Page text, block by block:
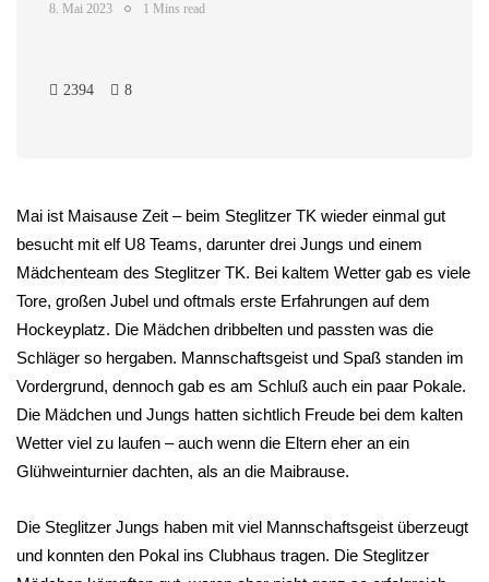
8. Mai 2023 1 Mins read
2394 8
Mai ist Maisause Zeit – beim Steglitzer TK wieder einmal gut
besucht mit elf U8 Teams, darunter drei Jungs und einem
Mädchenteam des Steglitzer TK. Bei kaltem Wetter gab es viele
Tore, großen Jubel und oftmals erste Erfahrungen auf dem
Hockeyplatz. Die Mädchen dribbelten und passten was die
Schläger so hergaben. Mannschaftsgeist und Spaß standen im
Vordergrund, dennoch gab es am Schluß auch ein paar Pokale.
Die Mädchen und Jungs hatten sichtlich Freude bei dem kalten
Wetter viel zu laufen – auch wenn die Eltern eher an ein
Glühweinturnier dachten, als an die Maibrause.
Die Steglitzer Jungs haben mit viel Mannschaftsgeist überzeugt
und konnten den Pokal ins Clubhaus tragen. Die Steglitzer